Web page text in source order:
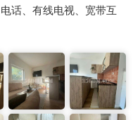
话、有线电视、宽带互